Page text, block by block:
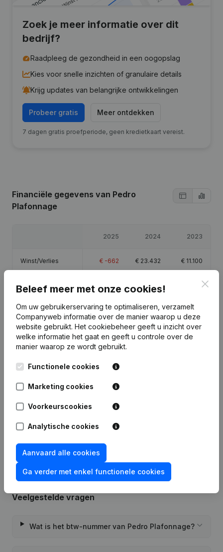
Zoek je meer informatie over dit
bedrijf?
Raadpleeg de gezondheid in een oogopslag
Kies voor snelle inzichten of granulaire details
Krijg updates van belangrijke ontwikkelingen
Probeer gratis Meer ontdekken
7 dagen gratis proefperiode, geen kredietkaart vereist.
Financiële gegevens van Pedro
Plafonnage
2025 2024 2023
Winst/Verlies € -662 € 23.432 € 11.100
Eigen vermogen € 35.870 €36.532 13.100
Brutomarge €8.947 €35.715 €25.298
Publicatiesvan Pedro Plafonnage
20-07-2022
Rubriek Oprichting (Nieuwe
Rechtspersoon, Opening Bijkantoor,
Veelgestelde vragen
Wat is het btw-nummer van Pedro Plafonnage?
Beleef meer met onze cookies!
Om uw gebruikerservaring te optimaliseren, verzamelt
Companyweb informatie over de manier waarop u deze
website gebruikt. Het cookiebeheer geeft u inzicht over
welke informatie het gaat en geeft u controle over de
manier waarop ze wordt gebruikt.
Functionele cookies
Marketing cookies
Voorkeurscookies
Analytische cookies
Aanvaard alle cookies
Ga verder met enkel functionele cookies